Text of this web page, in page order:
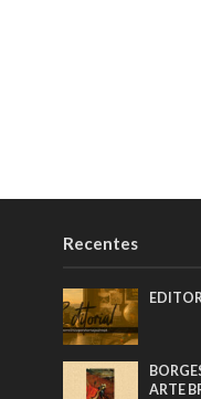
Recentes
ARTE